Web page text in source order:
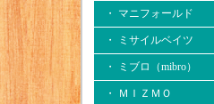
・ マニフォールド
・ ミサイルベイツ
・ ミブロ（mibro）
・ ＭＩＺＭＯ